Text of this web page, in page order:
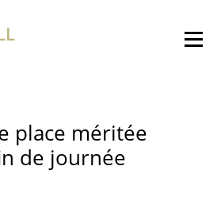
place méritée
de journée